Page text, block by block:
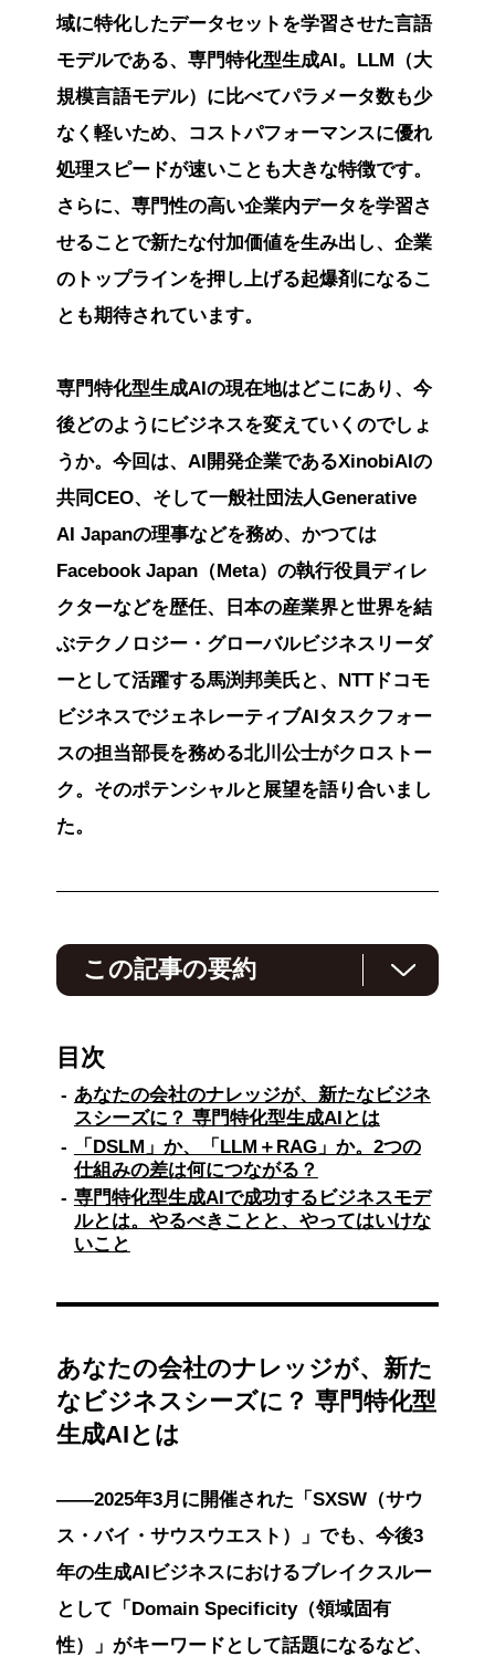
域に特化したデータセットを学習させた言語
モデルである、専門特化型生成AI。LLM（大
規模言語モデル）に比べてパラメータ数も少
なく軽いため、コストパフォーマンスに優れ
処理スピードが速いことも大きな特徴です。
さらに、専門性の高い企業内データを学習さ
せることで新たな付加価値を生み出し、企業
のトップラインを押し上げる起爆剤になるこ
とも期待されています。
専門特化型生成AIの現在地はどこにあり、今
後どのようにビジネスを変えていくのでしょ
うか。今回は、AI開発企業であるXinobiAIの
共同CEO、そして一般社団法人Generative
AI Japanの理事などを務め、かつては
Facebook Japan（Meta）の執行役員ディレ
クターなどを歴任、日本の産業界と世界を結
ぶテクノロジー・グローバルビジネスリーダ
ーとして活躍する馬渕邦美氏と、NTTドコモ
ビジネスでジェネレーティブAIタスクフォー
スの担当部長を務める北川公士がクロストー
ク。そのポテンシャルと展望を語り合いまし
た。
この記事の要約
AI」は、一般LLMが扱えない企業固有の知見を
活用する仕組みで、ニーズが高まっています。
モルガン・スタンレーはLLMとRAGを組み合わ
せて金融ナレッジをAI活用し、効率化と顧客満
足度向上を実現。とある製造業の企業では、特
許DBをAI活用して新規特許創出に応用しまし
た。
専門特化型生成AIは「LLM＋RAG」と
「DSLM（領域特化型生成AIモデル）」の2方式
2」など新たな有力SLMも登場しています。
本の製造業や職人技術をAIに事業承継すれば、
新たな価値創出や海外展開も期待されます。さ
らにAIエージェントの進化により製品開発の速
度と品質は飛躍的に高まり、日本企業も触れて
試し、未来を描きながら共創を進める姿勢が求
※この要約は生成AIをもとに作成しました。
目次
あなたの会社のナレッジが、新たなビジネ
スシーズに？ 専門特化型生成AIとは
「DSLM」か、「LLM＋RAG」か。2つの
仕組みの差は何につながる？
専門特化型生成AIで成功するビジネスモデ
ルとは。やるべきことと、やってはいけな
いこと
あなたの会社のナレッジが、新た
なビジネスシーズに？ 専門特化型
生成AIとは
――2025年3月に開催された「SXSW（サウ
ス・バイ・サウスウエスト）」でも、今後3
年の生成AIビジネスにおけるブレイクスルー
として「Domain Specificity（領域固有
性）」がキーワードとして話題になるなど、